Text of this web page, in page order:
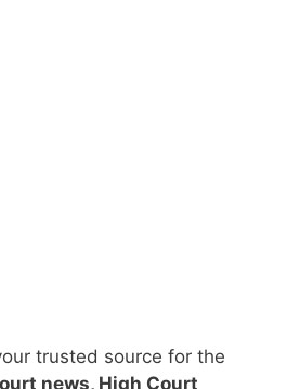
trusted source for the
news, High Court